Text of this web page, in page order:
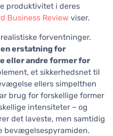
produktivitet i deres
Business Review viser.
forventninger.
erstatning for
eller andre former for
et sikkerhedsnet til
ellers simpelthen
brug for forskellige former
intensiteter – og
det laveste, men samtidig
bevægelsespy​ramiden.